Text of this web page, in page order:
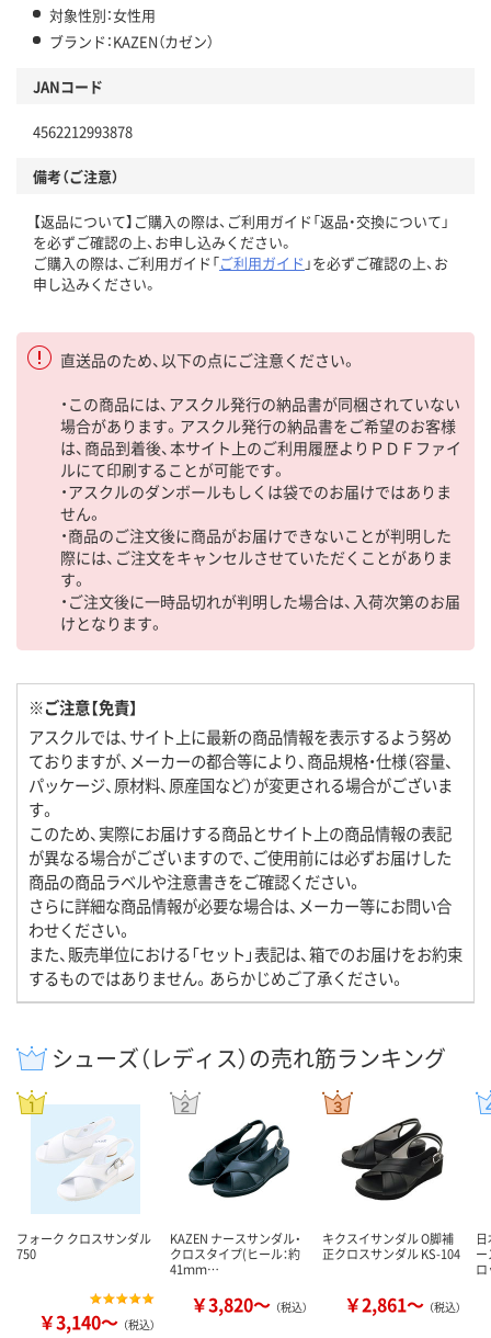
対象性別：女性用
ブランド：KAZEN（カゼン）
JANコード
4562212993878
備考（ご注意）
【返品について】ご購入の際は、ご利用ガイド「返品・交換について」
を必ずご確認の上、お申し込みください。
ご購入の際は、ご利用ガイド「ご利用ガイド 」を必ずご確認の上、お
申し込みください。
直送品のため、以下の点にご注意ください。
・この商品には、アスクル発行の納品書が同梱されていない
場合があります。アスクル発行の納品書をご希望のお客様
は、商品到着後、本サイト上のご利用履歴よりＰＤＦファイ
ルにて印刷することが可能です。
・アスクルのダンボールもしくは袋でのお届けではありま
せん。
・商品のご注文後に商品がお届けできないことが判明した
際には、ご注文をキャンセルさせていただくことがありま
す。
・ご注文後に一時品切れが判明した場合は、入荷次第のお届
けとなります。
※ご注意【免責】
アスクルでは、サイト上に最新の商品情報を表示するよう努め
ておりますが、メーカーの都合等により、商品規格・仕様（容量、
パッケージ、原材料、原産国など）が変更される場合がございま
す。
このため、実際にお届けする商品とサイト上の商品情報の表記
が異なる場合がございますので、ご使用前には必ずお届けした
商品の商品ラベルや注意書きをご確認ください。
さらに詳細な商品情報が必要な場合は、メーカー等にお問い合
わせください。
また、販売単位における「セット」表記は、箱でのお届けをお約束
するものではありません。あらかじめご了承ください。
シューズ（レディス）の売れ筋ランキング
フォーク クロスサンダル
750
￥3,140～ （税込）
KAZEN ナースサンダル・
クロスタイプ(ヒール：約
41ｍｍ…
￥3,820～ （税込）
キクスイサンダル O脚補
正クロスサンダル KS-104
￥2,861～ （税込）